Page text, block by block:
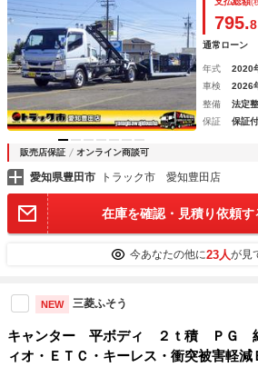
ーレス 保証書 ３０００ｋｇ ３人乗
795.8
通常ローン
年式 2020
車検
2026
整備
法定
保証
保証
販売店保証 オンライン商談可
愛知県豊田市 トラック市 愛知豊田店
在庫を確認・見積り依頼す
今あなたの他に23人が見
NEW 三菱ふそう
キャンター 平ボディ ２ｔ積 ＰＧ 純
ィオ・ＥＴＣ・キーレス・衝突被害軽